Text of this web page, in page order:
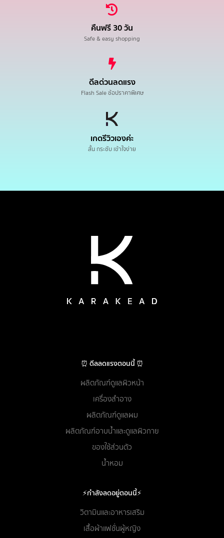
คืนฟรี 30 วัน
Safe & easy shopping
ดีลด่วนลดแรง
Flash Sale ช้อปราคาพิเศษ
เกดรีวิวเองค่ะ
สั้น กระชับ เข้าใจง่าย
⏰ ดีลลดแรงตอนนี้ ⏰
ผลิตภัณฑ์ดูแลผิวหน้า
เครื่องสำอาง
ผลิตภัณฑ์ดูแลผม
ผลิตภัณฑ์อาบน้ำและดูแลผิวกาย
ของใช้ส่วนตัว
น้ำหอม
⚡กำลังลดอยู่ตอนนี้⚡
วิตามินและอาหารเสริม
เสื้อผ้าแฟชั่นผู้หญิง